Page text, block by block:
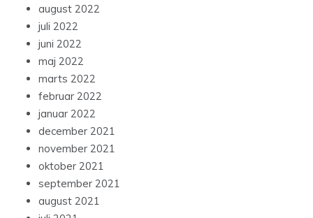
august 2022
juli 2022
juni 2022
maj 2022
marts 2022
februar 2022
januar 2022
december 2021
november 2021
oktober 2021
september 2021
august 2021